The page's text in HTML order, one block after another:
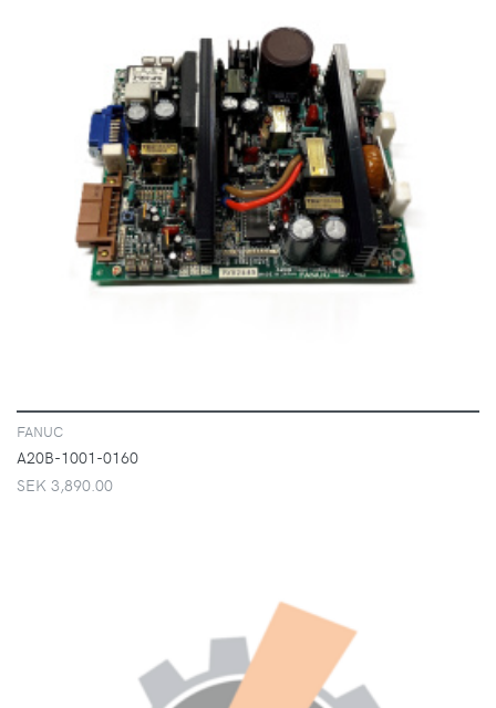
VISA
FANUC
A20B-1001-0160
SEK 3,890.00